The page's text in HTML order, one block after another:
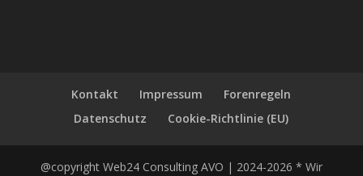
Kontakt Impressum
Forenregeln
Datenschutz
Cookie-Richtlinie (EU)
@copyright Web24 Consulting AVO | 2024-2026 * Wir